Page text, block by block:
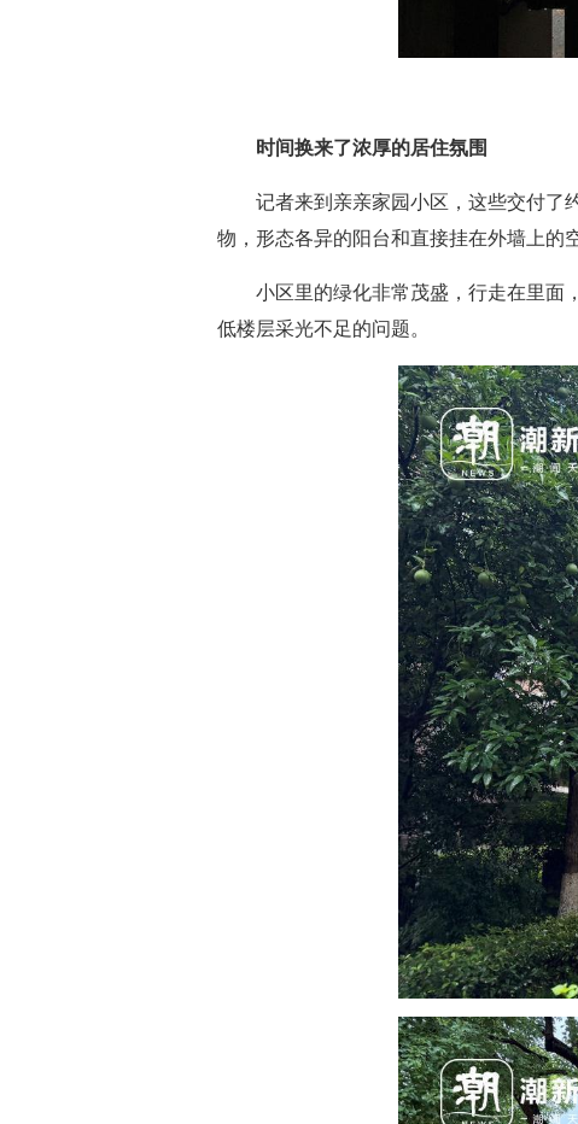
时间换来了浓厚的居住氛围
记者来到亲亲家园小区，这些交付了
物，形态各异的阳台和直接挂在外墙上的
小区里的绿化非常茂盛，行走在里面
低楼层采光不足的问题。